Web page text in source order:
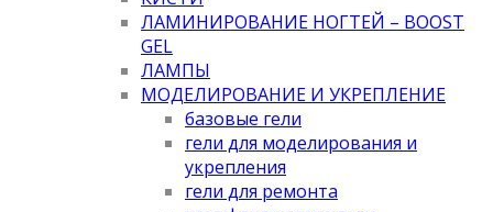
ЛАМИНИРОВАНИЕ НОГТЕЙ – BOOST
GEL
ЛАМПЫ
МОДЕЛИРОВАНИЕ И УКРЕПЛЕНИЕ
базовые гели
гели для моделирования и
укрепления
гели для ремонта